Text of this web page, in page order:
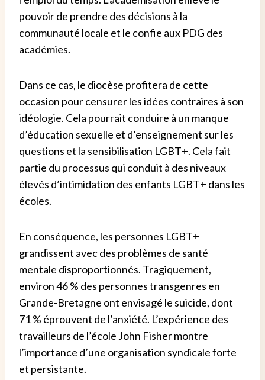
pouvoir de prendre des décisions à la
communauté locale et le confie aux PDG des
académies.
Dans ce cas, le diocèse profitera de cette
occasion pour censurer les idées contraires à son
idéologie. Cela pourrait conduire à un manque
d’éducation sexuelle et d’enseignement sur les
questions et la sensibilisation LGBT+. Cela fait
partie du processus qui conduit à des niveaux
élevés d’intimidation des enfants LGBT+ dans les
écoles.
En conséquence, les personnes LGBT+
grandissent avec des problèmes de santé
mentale disproportionnés. Tragiquement,
environ 46 % des personnes transgenres en
Grande-Bretagne ont envisagé le suicide, dont
71 % éprouvent de l’anxiété. L’expérience des
travailleurs de l’école John Fisher montre
l’importance d’une organisation syndicale forte
et persistante.